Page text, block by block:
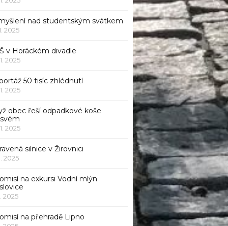
nad studentským svátkem
2025
v Horáckém divadle
2025
50 tisíc zhlédnutí
2025
obec řeší odpadkové koše
2025
silnice v Žirovnici
2025
na exkursi Vodní mlýn
2025
na přehradě Lipno